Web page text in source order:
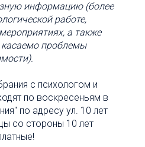
информацию (более
работе,
а также
касаемо проблемы
с психологом и
по воскресеньям в
по адресу ул. 10 лет
со стороны 10 лет